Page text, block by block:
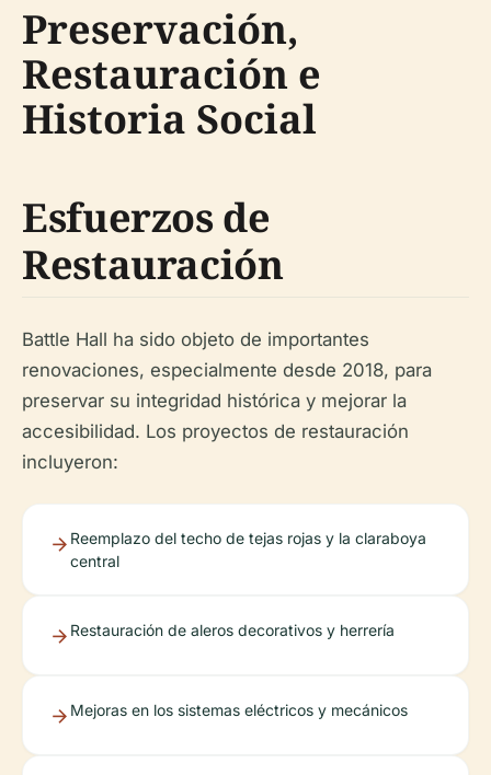
Preservación,
Restauración e
Historia Social
Esfuerzos de
Restauración
Battle Hall ha sido objeto de importantes
renovaciones, especialmente desde 2018, para
preservar su integridad histórica y mejorar la
accesibilidad. Los proyectos de restauración
incluyeron:
Reemplazo del techo de tejas rojas y la claraboya
central
Restauración de aleros decorativos y herrería
Mejoras en los sistemas eléctricos y mecánicos